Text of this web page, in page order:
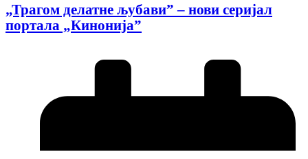
„Трагом делатне љубавиˮ – нови серијал
портала „Кинонијаˮ